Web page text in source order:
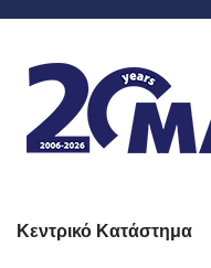
Κεντρικό Κατάστημα